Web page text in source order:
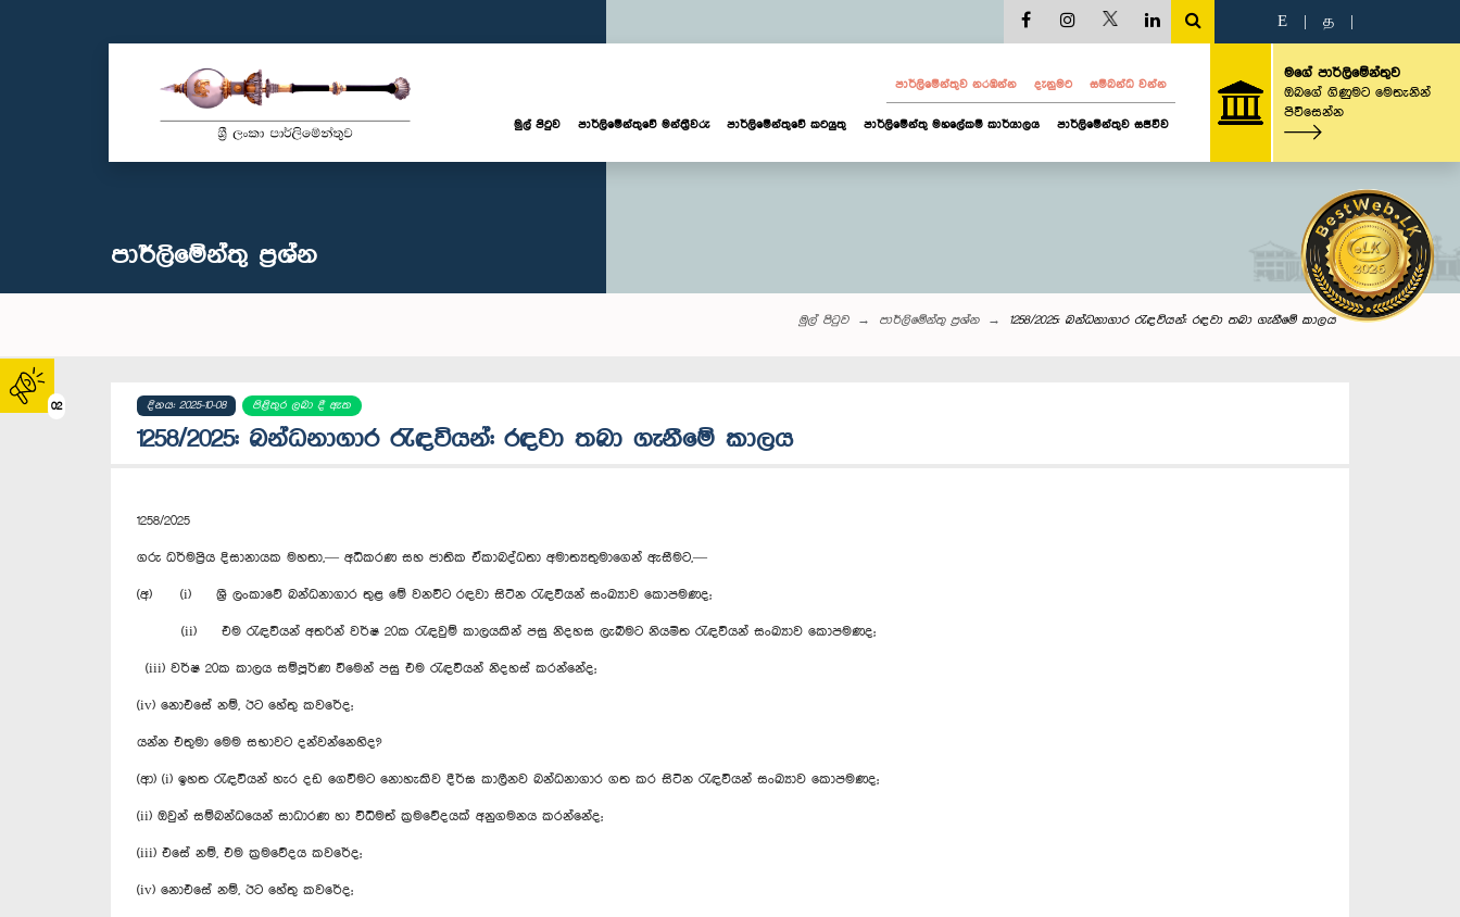
02
E த
පාර්ලි‌මේන්තුව නරඹන්න දැනුමට සම්බන්ධ වන්න
මුල් පිටුව පාර්ලි‌මේන්තුවේ මන්ත්‍රීවරු පාර්ලිමේන්තුවේ කටයුතු පාර්ලිමේන්තු මහලේකම් කාර්යාලය පාර්ලිමේන්තුව සජීවීව
මගේ පාර්ලිමේන්තුව
ඔබගේ ගිණුමට මෙතැනින්
පිවිසෙන්න
පාර්ලි‌මේන්තු‌ ප්‍රශ්න
මුල් පිටුව පාර්ලි‌මේන්තු‌ ප්‍රශ්න 1258/2025: බන්ධනාගාර රැඳවියන්: රඳවා තබා ගැනීමේ කාලය
දිනය: 2025-10-08 පිළිතුර ලබා දී ඇත
1258/2025: බන්ධනාගාර රැඳවියන්: රඳවා තබා ගැනීමේ කාලය
1258/2025
ගරු ධර්මප්‍රිය දිසානායක මහතා,— අධිකරණ සහ ජාතික ඒකාබද්ධතා අමාත්‍යතුමාගෙන් ඇසීමට,—
(අ) (i) ශ්‍රී ලංකාවේ බන්ධනාගාර තුළ මේ වනවිට රඳවා සිටින රැඳවියන් සංඛ්‍යාව කොපමණද;
(ii) එම රැඳවියන් අතරින් වර්ෂ 20ක රැඳවුම් කාලයකින් පසු නිදහස ලැබීමට නියමිත රැඳවියන් සංඛ්‍යාව කොපමණද;
(iii) වර්ෂ 20ක කාලය සම්පූර්ණ වීමෙන් පසු එම රැඳවියන් නිදහස් කරන්නේද;
(iv) නොඑසේ නම්, ඊට හේතු කවරේද;
යන්න එතුමා මෙම සභාවට දන්වන්නෙහිද?
(ආ) (i) ඉහත රැඳවියන් හැර දඩ ගෙවීමට නොහැකිව දීර්ඝ කාලීනව බන්ධනාගාර ගත කර සිටින රැඳවියන් සංඛ්‍යාව කොපමණද;
(ii) ඔවුන් සම්බන්ධයෙන් සාධාරණ හා විධිමත් ක්‍රමවේදයක් අනුගමනය කරන්නේද;
(iii) එසේ නම්, එම ක්‍රමවේදය කවරේද;
(iv) නොඑසේ නම්, ඊට හේතු කවරේද;